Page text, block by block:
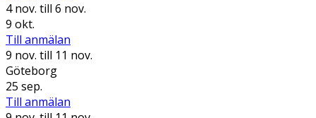
4 nov. till 6 nov.
9 okt.
Till anmälan
9 nov. till 11 nov.
Göteborg
25 sep.
Till anmälan